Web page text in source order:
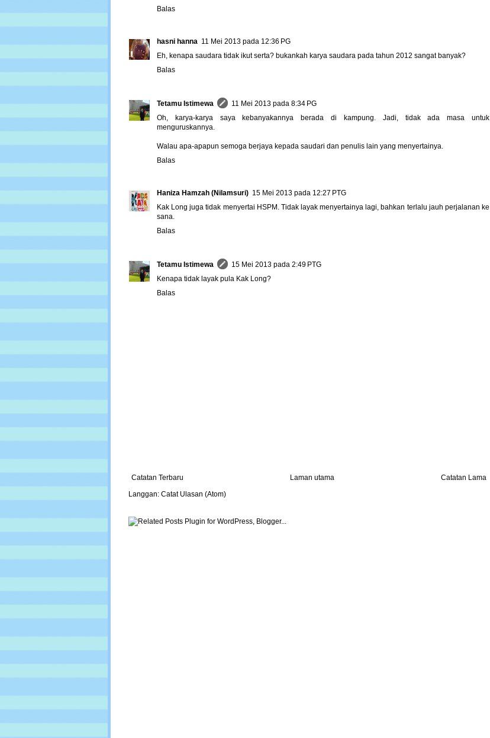
Balas
hasni hanna 11 Mei 2013 pada 12:36 PG
Eh, kenapa saudara tidak ikut serta? bukankah karya saudara pada tahun 2012 sangat banyak?
Balas
Tetamu Istimewa
11 Mei 2013 pada 8:34 PG
Oh, karya-karya saya kebanyakannya berada di kampung. Jadi, tidak ada masa untuk
menguruskannya.
Walau apa-apapun semoga berjaya kepada saudari dan penulis lain yang menyertainya.
Balas
Haniza Hamzah (Nilamsuri) 15 Mei 2013 pada 12:27 PTG
Kak Long juga tidak menyertai HSPM. Tidak layak menyertainya lagi, bahkan terlalu jauh perjalanan ke
sana.
Balas
Tetamu Istimewa
15 Mei 2013 pada 2:49 PTG
Kenapa tidak layak pula Kak Long?
Balas
Catatan Terbaru Catatan Lama
Laman utama
Langgan: Catat Ulasan (Atom)